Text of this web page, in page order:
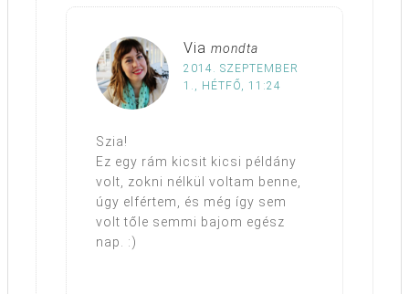
Via mondta
2014. SZEPTEMBER
1., HÉTFŐ, 11:24
Szia!
Ez egy rám kicsit kicsi példány
volt, zokni nélkül voltam benne,
úgy elfértem, és még így sem
volt tőle semmi bajom egész
nap. :)